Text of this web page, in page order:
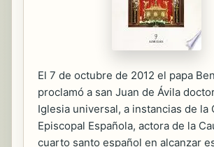
El 7 de octubre de 2012 el papa
proclamó a san Juan de Ávila
Iglesia universal, a instancias de la
Episcopal Española, actora de la
cuarto santo español en alcanzar